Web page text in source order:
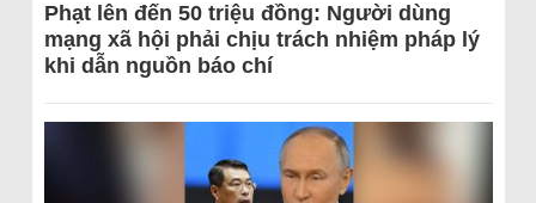
Phạt lên đến 50 triệu đồng: Người dùng
mạng xã hội phải chịu trách nhiệm pháp lý
khi dẫn nguồn báo chí